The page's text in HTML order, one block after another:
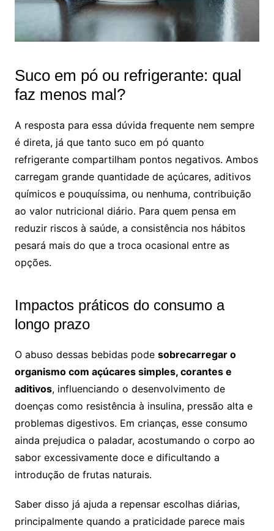
Suco em pó ou refrigerante: qual
faz menos mal?
A resposta para essa dúvida frequente nem sempre
é direta, já que tanto suco em pó quanto
refrigerante compartilham pontos negativos. Ambos
carregam grande quantidade de açúcares, aditivos
químicos e pouquíssima, ou nenhuma, contribuição
ao valor nutricional diário. Para quem pensa em
reduzir riscos à saúde, a consistência nos hábitos
pesará mais do que a troca ocasional entre as
opções.
Impactos práticos do consumo a
longo prazo
O abuso dessas bebidas pode sobrecarregar o
organismo com açúcares simples, corantes e
aditivos, influenciando o desenvolvimento de
doenças como resistência à insulina, pressão alta e
problemas digestivos. Em crianças, esse consumo
ainda prejudica o paladar, acostumando o corpo ao
sabor excessivamente doce e dificultando a
introdução de frutas naturais.
Saber disso já ajuda a repensar escolhas diárias,
principalmente quando a praticidade parece mais